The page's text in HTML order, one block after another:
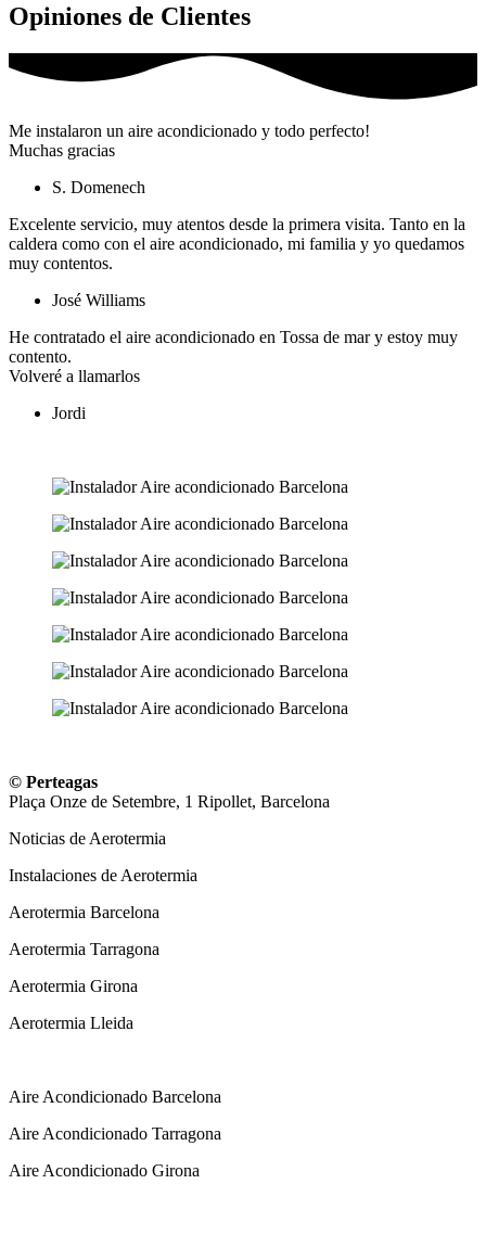
Opiniones de Clientes
Me instalaron un aire acondicionado y todo perfecto!
Muchas gracias
S. Domenech
Excelente servicio, muy atentos desde la primera visita. Tanto en la
caldera como con el aire acondicionado, mi familia y yo quedamos
muy contentos.
José Williams
He contratado el aire acondicionado en Tossa de mar y estoy muy
contento.
Volveré a llamarlos
Jordi
© Perteagas
Plaça Onze de Setembre, 1 Ripollet, Barcelona
Noticias de Aerotermia
Instalaciones de Aerotermia
Aerotermia Barcelona
Aerotermia Tarragona
Aerotermia Girona
Aerotermia Lleida
Aire Acondicionado Barcelona
Aire Acondicionado Tarragona
Aire Acondicionado Girona